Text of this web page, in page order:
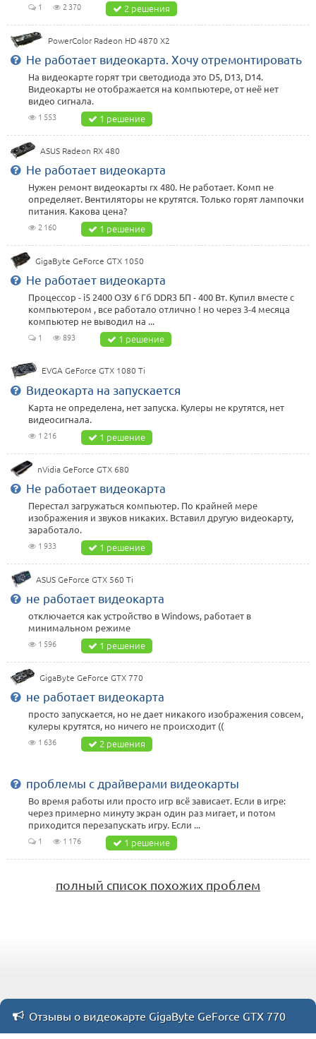
1 2 370 2 решения
PowerColor Radeon HD 4870 X2
Не работает видеокарта. Хочу отремонтировать
На видеокарте горят три светодиода это D5, D13, D14.
Видеокарты не отображается на компьютере, от неё нет
видео сигнала.
1 553 1 решение
ASUS Radeon RX 480
Не работает видеокарта
Нужен ремонт видеокарты rx 480. Не работает. Комп не
определяет. Вентиляторы не крутятся. Только горят лампочки
питания. Какова цена?
2 160 1 решение
GigaByte GeForce GTX 1050
Не работает видеокарта
Процессор - i5 2400 ОЗУ 6 Гб DDR3 БП - 400 Вт. Купил вместе с
компьютером , все работало отлично ! но через 3-4 месяца
компьютер не выводил на ...
1 893 1 решение
EVGA GeForce GTX 1080 Ti
Видеокарта на запускается
Карта не определена, нет запуска. Кулеры не крутятся, нет
видеосигнала.
1 216 1 решение
nVidia GeForce GTX 680
Не работает видеокарта
Перестал загружаться компьютер. По крайней мере
изображения и звуков никаких. Вставил другую видеокарту,
заработало.
1 933 1 решение
ASUS GeForce GTX 560 Ti
не работает видеокарта
отключается как устройство в Windows, работает в
минимальном режиме
1 596 1 решение
GigaByte GeForce GTX 770
не работает видеокарта
просто запускается, но не дает никакого изображения совсем,
кулеры крутятся, но ничего не происходит ((
1 636 2 решения
проблемы с драйверами видеокарты
Во время работы или просто игр всё зависает. Если в игре:
через примерно минуту экран один раз мигает, и потом
приходится перезапускать игру. Если ...
1 1 176 1 решение
полный список похожих проблем
Отзывы о видеокарте GigaByte GeForce GTX 770